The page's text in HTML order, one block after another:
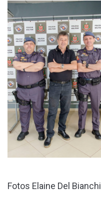
Fotos Elaine Del Bianchi